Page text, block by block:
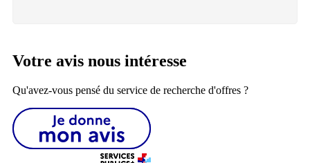
Votre avis nous intéresse
Qu'avez-vous pensé du service de recherche d'offres ?